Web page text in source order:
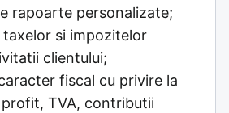
rapoarte personalizate;
si impozitelor
clientului;
fiscal cu privire la
TVA, contributii